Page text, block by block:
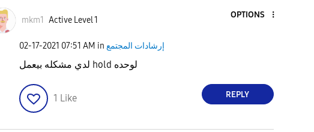
mkm1 Active Level 1
OPTIONS
‎02-17-2021 07:51 AM in إرشادات المجتمع
لدي مشكله بيعمل hold لوحده
1 Like REPLY